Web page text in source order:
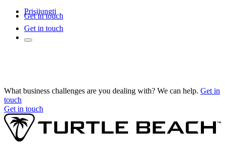
Prisijungti
Get in touch
Get in touch
What business challenges are you dealing with? We can help. Get in
touch
Get in touch